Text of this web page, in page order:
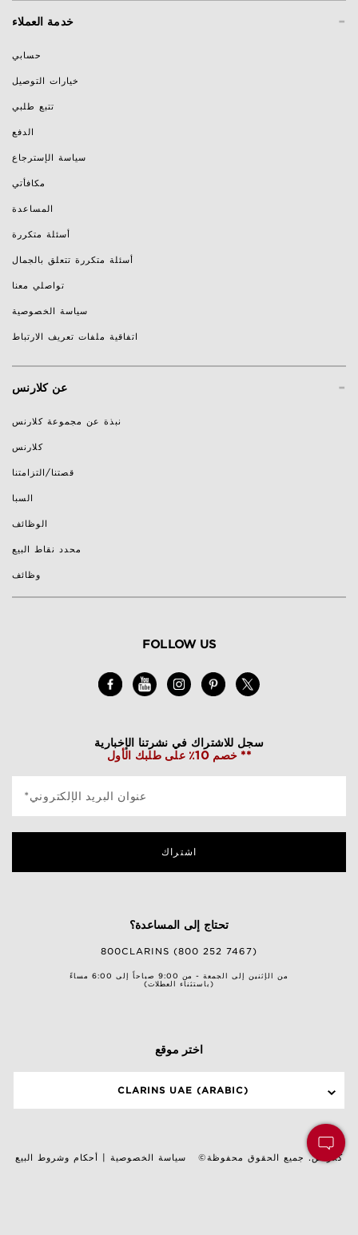
- خدمة العملاء
حسابي
خيارات التوصيل
تتبع طلبي
الدفع
سياسة الإسترجاع
مكافأتي
المساعدة
أسئلة متكررة
أسئلة متكررة تتعلق بالجمال
تواصلي معنا
سياسة الخصوصية
اتفاقية ملفات تعريف الارتباط
- عن كلارنس
نبذة عن مجموعة كلارنس
كلارنس
قصتنا/التزامتنا
السبا
الوظائف
محدد نقاط البيع
وظائف
FOLLOW US
سجل للاشتراك في نشرتنا الإخبارية
خصم 10٪ على طلبك الأول **
*عنوان البريد الإلكتروني
اشتراك
تحتاج إلى المساعدة؟
800CLARINS (800 252 7467)
من الإثنين إلى الجمعة - من 9:00 صباحاً إلى 6:00 مساءً
(باستثناء العطلات)
اختر موقع
CLARINS UAE (ARABIC)
أحكام وشروط البيع سياسة الخصوصية ©كلارنس. جميع الحقوق محفوظة